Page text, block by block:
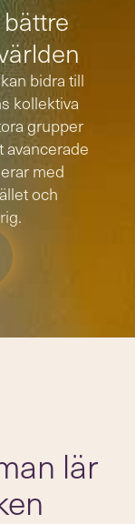
bidra till
kollektiva
grupper
med
och
lär